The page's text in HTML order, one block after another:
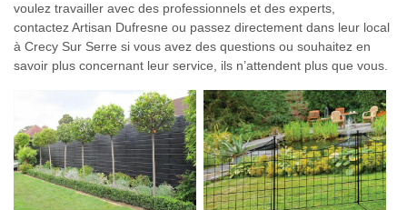
voulez travailler avec des professionnels et des experts,
contactez Artisan Dufresne ou passez directement dans leur local
à Crecy Sur Serre si vous avez des questions ou souhaitez en
savoir plus concernant leur service, ils n’attendent plus que vous.